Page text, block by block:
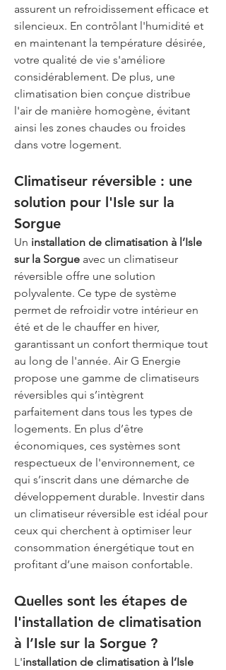
assurent un refroidissement efficace et
silencieux. En contrôlant l'humidité et
en maintenant la température désirée,
votre qualité de vie s'améliore
considérablement. De plus, une
climatisation bien conçue distribue
l'air de manière homogène, évitant
ainsi les zones chaudes ou froides
dans votre logement.
Climatiseur réversible : une
solution pour l'Isle sur la
Sorgue
Un installation de climatisation à l’Isle
sur la Sorgue avec un climatiseur
réversible offre une solution
polyvalente. Ce type de système
permet de refroidir votre intérieur en
été et de le chauffer en hiver,
garantissant un confort thermique tout
au long de l'année. Air G Energie
propose une gamme de climatiseurs
réversibles qui s’intègrent
parfaitement dans tous les types de
logements. En plus d’être
économiques, ces systèmes sont
respectueux de l'environnement, ce
qui s’inscrit dans une démarche de
développement durable. Investir dans
un climatiseur réversible est idéal pour
ceux qui cherchent à optimiser leur
consommation énergétique tout en
profitant d’une maison confortable.
Quelles sont les étapes de
l'installation de climatisation
à l’Isle sur la Sorgue ?
L'installation de climatisation à l’Isle